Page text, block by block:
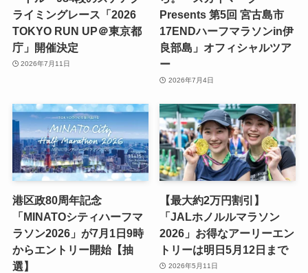
ライミングレース「2026
TOKYO RUN UP＠東京都
庁」開催決定
2026年7月11日
Presents 第5回 宮古島市
17ENDハーフマラソンin伊
良部島」オフィシャルツア
ー
2026年7月4日
港区政80周年記念
「MINATOシティハーフマ
ラソン2026」が7月1日9時
からエントリー開始【抽
選】
【最大約2万円割引】
「JALホノルルマラソン
2026」お得なアーリーエン
トリーは明日5月12日まで
2026年5月11日